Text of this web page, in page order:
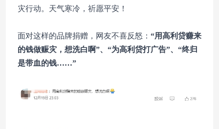
灾行动。天气寒冷，祈愿平安！
面对这样的品牌捐赠，网友不喜反怒： “用高利贷赚来
的钱做赈灾，想洗白啊”、“为高利贷打广告”、“终归
是带血的钱……”